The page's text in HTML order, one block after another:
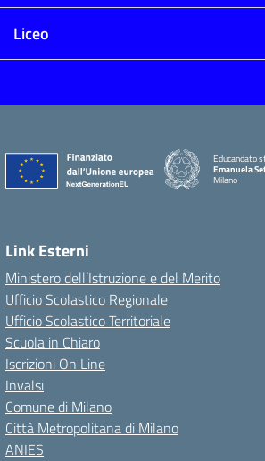
Liceo
Educandato
Emanuela
Milano
Link Esterni
Ministero dell’Istruzione e del Merito
Ufficio Scolastico Regionale
Ufficio Scolastico Territoriale
Scuola in Chiaro
Iscrizioni On Line
Invalsi
Comune di Milano
Città Metropolitana di Milano
ANIES